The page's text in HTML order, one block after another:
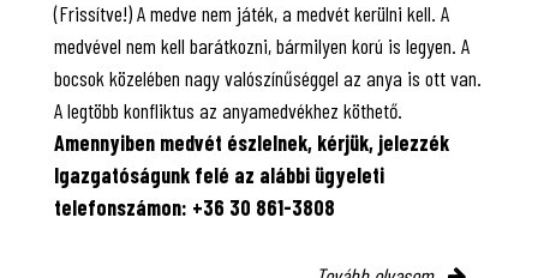
(Frissítve!) A medve nem játék, a medvét kerülni kell. A
medvével nem kell barátkozni, bármilyen korú is legyen. A
bocsok közelében nagy valószínűséggel az anya is ott van.
A legtöbb konfliktus az anyamedvékhez köthető.
Amennyiben medvét észlelnek, kérjük, jelezzék
Igazgatóságunk felé az alábbi ügyeleti
telefonszámon: +36 30 861-3808